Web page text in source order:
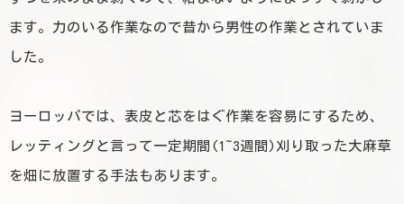
ます。力のいる作業なので昔から男性の作業とされていま
した。
ヨーロッパでは、表皮と芯をはぐ作業を容易にするため、
レッティングと言って一定期間(1~3週間)刈り取った大麻草
を畑に放置する手法もあります。